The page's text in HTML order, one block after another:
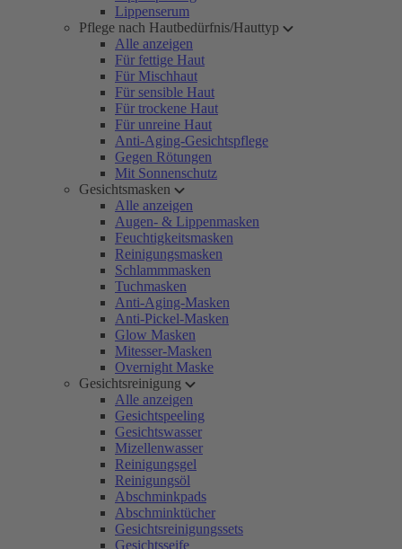
Lippenserum
Pflege nach Hautbedürfnis/Hauttyp
Alle anzeigen
Für fettige Haut
Für Mischhaut
Für sensible Haut
Für trockene Haut
Für unreine Haut
Anti-Aging-Gesichtspflege
Gegen Rötungen
Mit Sonnenschutz
Gesichtsmasken
Alle anzeigen
Augen- & Lippenmasken
Feuchtigkeitsmasken
Reinigungsmasken
Schlammmasken
Tuchmasken
Anti-Aging-Masken
Anti-Pickel-Masken
Glow Masken
Mitesser-Masken
Overnight Maske
Gesichtsreinigung
Alle anzeigen
Gesichtspeeling
Gesichtswasser
Mizellenwasser
Reinigungsgel
Reinigungsöl
Abschminkpads
Abschminktücher
Gesichtsreinigungssets
Gesichtsseife